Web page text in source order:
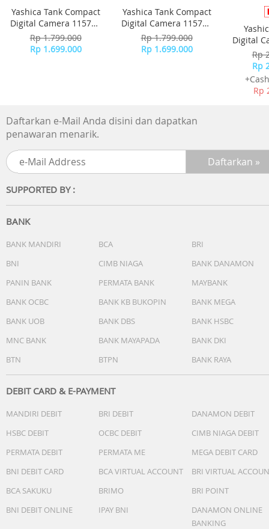
1 Sachet : 18 Patches
Size : 10 mm
Size : 12 mm
Others
Yashica Tank Compact
Digital Camera 115755
- Brown
Rp 1.799.000
Rp 1.699.000
Yashica Tank Compact
Digital Camera 115756
- Sky Blue
Rp 1.799.000
Rp 1.699.000
Digital
Rp
Rp
Rp
Daftarkan e-Mail Anda disini dan dapatkan
penawaran menarik.
SUPPORTED BY :
BANK
BANK MANDIRI BCA
BRI
BNI
CIMB NIAGA
BANK DANAMON
PANIN BANK
PERMATA BANK
MAYBANK
BANK OCBC
BANK KB BUKOPIN
BANK MEGA
BANK UOB
BANK DBS
BANK HSBC
MNC BANK
BANK MAYAPADA
BANK DKI
BTN
BTPN BANK RAYA
DEBIT CARD & E-PAYMENT
MANDIRI DEBIT BRI DEBIT
DANAMON DEBIT
HSBC DEBIT
OCBC DEBIT
CIMB NIAGA DEBIT
PERMATA DEBIT
PERMATA ME
MEGA DEBIT CARD
BNI DEBIT CARD
BCA VIRTUAL ACCOUNT
BRI VIRTUAL
BCA SAKUKU
BRIMO
BRI POINT
BNI DEBIT ONLINE
IPAY BNI
DANAMON ONLINE
BANKING